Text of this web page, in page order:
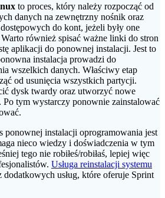
to proces, który należy rozpocząć od
danych na zewnętrzny nośnik oraz
do kont, jeżeli były one
również spisać ważne linki do stron
aplikacji do ponownej instalacji. Jest to
instalacja prowadzi do
wszelkich danych. Właściwy etap
od usunięcia wszystkich partycji.
dysk twardy oraz utworzyć nowe
Po tym wystarczy ponownie zainstalować
ponownej instalacji oprogramowania jest
nieco wiedzy i doświadczenia w tym
tego nie robiłeś/robiłaś, lepiej więc
Usługa reinstalacji systemu
usług, które oferuje Sprint